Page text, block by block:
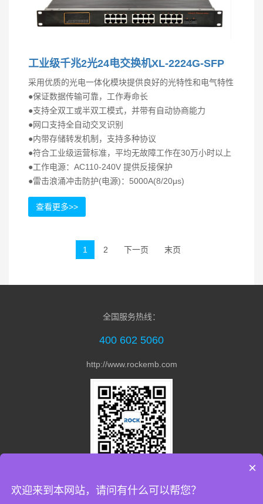
工业级千兆2光24电交换机XL-2224G-SFP
采用优质的光电一体化模块提供良好的光特性和电气特性
●保证数据传输可靠，工作寿命长
●支持全双工或半双工模式，并带有自动协商能力
●网口支持全自动交叉识别
●内带存储转发机制，支持多种协议
●符合工业级运营标准，平均无故障工作在30万小时以上
●工作电源：AC110-240V 提供反接保护
●雷击浪涌冲击防护(电源)：5000A(8/20μs)
查看更多>>
1 2 下一页 末页
全国服务热线：
400 602 5060
http://www.rockemb.com
×
欢迎来到本网站，请问有什么可以帮您？